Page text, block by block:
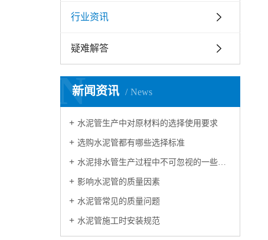
行业资讯
疑难解答
新闻资讯 News
N
水泥管生产中对原材料的选择使用要求
选购水泥管都有哪些选择标准
水泥排水管生产过程中不可忽视的一些问题
影响水泥管的质量因素
水泥管常见的质量问题
水泥管施工时安装规范